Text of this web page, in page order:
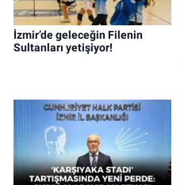
İzmir’de geleceğin Filenin
Sultanları yetişiyor!